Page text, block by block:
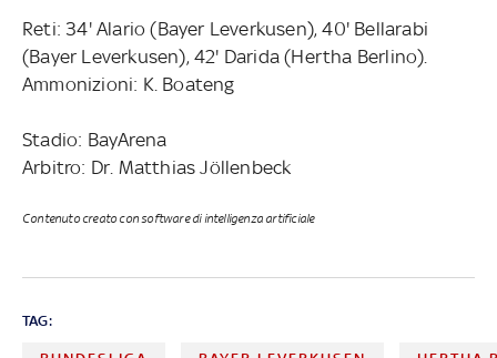
Reti: 34' Alario (Bayer Leverkusen), 40' Bellarabi
(Bayer Leverkusen), 42' Darida (Hertha Berlino).
Ammonizioni: K. Boateng
Stadio: BayArena
Arbitro: Dr. Matthias Jöllenbeck
Contenuto creato con software di intelligenza artificiale
TAG: